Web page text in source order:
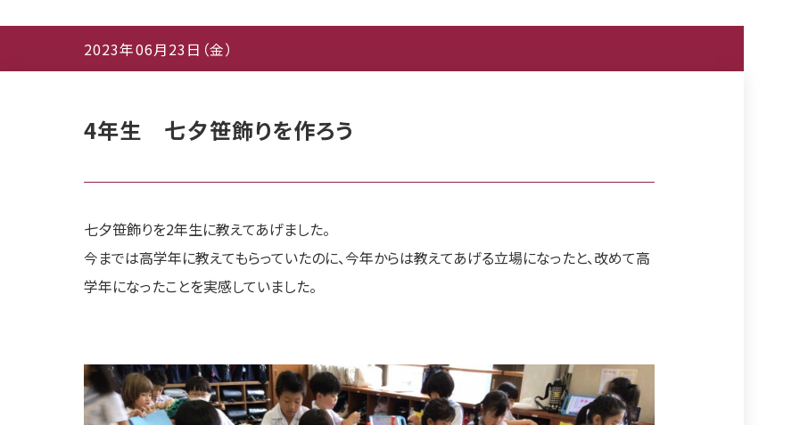
2023年06月23日（金）
4年生 七夕笹飾りを作ろう
七夕笹飾りを2年生に教えてあげました。
今までは高学年に教えてもらっていたのに、今年からは教えてあげる立場になったと、改めて高
学年になったことを実感していました。